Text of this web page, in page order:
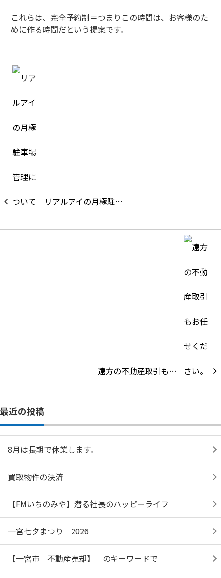
これらは、完全予約制＝つまりこの時間は、お客様のた
めに作る時間だという提案です。
リアルアイの月極駐…
遠方の不動産取引も…
最近の投稿
8月は長期で休業します。
買取物件の決済
【FMいちのみや】潜る社長のハッピーライフ
一宮七夕まつり 2026
【一宮市 不動産売却】 のキーワードで